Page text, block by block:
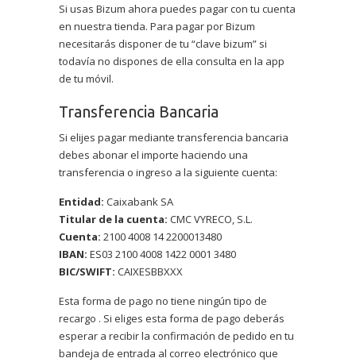
Si usas Bizum ahora puedes pagar con tu cuenta
en nuestra tienda. Para pagar por Bizum
necesitarás disponer de tu “clave bizum” si
todavía no dispones de ella consulta en la app
de tu móvil.
Transferencia Bancaria
Si elijes pagar mediante transferencia bancaria
debes abonar el importe haciendo una
transferencia o ingreso a la siguiente cuenta:
Entidad: Caixabank SA
Titular de la cuenta: CMC VYRECO, S.L.
Cuenta: 2100 4008 14 2200013480
IBAN: ES03 2100 4008 1422 0001 3480
BIC/SWIFT: CAIXESBBXXX
Esta forma de pago no tiene ningún tipo de
recargo . Si eliges esta forma de pago deberás
esperar a recibir la confirmación de pedido en tu
bandeja de entrada al correo electrónico que